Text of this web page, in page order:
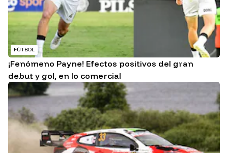
FÚTBOL
¡Fenómeno Payne! Efectos positivos del gran
debut y gol, en lo comercial